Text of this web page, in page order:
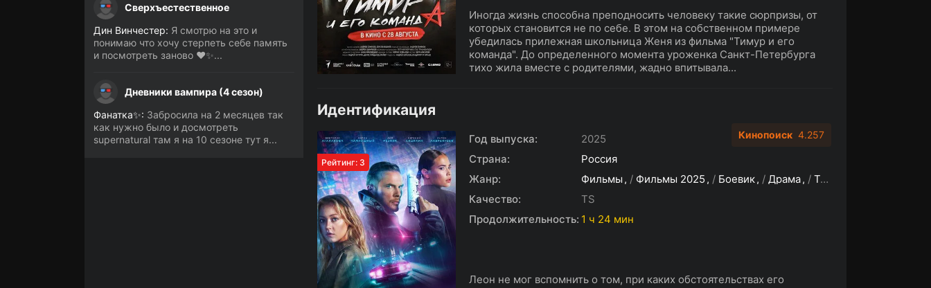
Иногда жизнь способна преподносить человеку такие сюрпризы, от
которых становится не по себе. В этом на собственном примере
убедилась прилежная школьница Женя из фильма "Тимур и его
команда". До определенного момента уроженка Санкт-Петербурга
тихо жила вместе с родителями, жадно впитывала...
Идентификация
Рейтинг: 3
Год выпуска:
2025
Страна:
Россия
Жанр:
Фильмы / Фильмы 2025 / Боевик / Драма / Триллер
Качество:
TS
Продолжительность: 1 ч 24 мин
Леон не мог вспомнить о том, при каких обстоятельствах его
Кинопоиск 4.257
Сверхъестественное
Дин Винчестер: Я смотрю на это и
понимаю что хочу стерпеть себе память
и посмотреть заново ❤️✨...
Дневники вампира (4 сезон)
Фанатка✨: Забросила на 2 месяцев так
как нужно было и досмотреть
supernatural там я на 10 сезоне тут я...